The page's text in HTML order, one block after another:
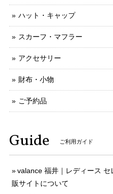
ハット・キャップ
スカーフ・マフラー
アクセサリー
財布・小物
ご予約品
Guide ご利用ガイド
valance 福井｜レディース
販サイトについて